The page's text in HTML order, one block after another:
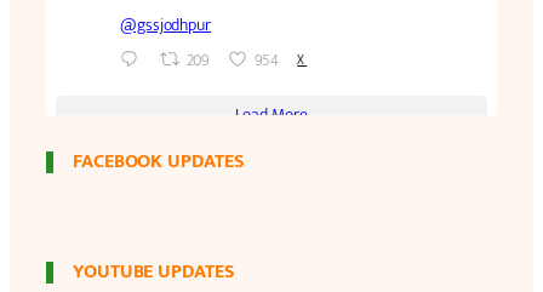
FACEBOOK UPDATES
YOUTUBE UPDATES